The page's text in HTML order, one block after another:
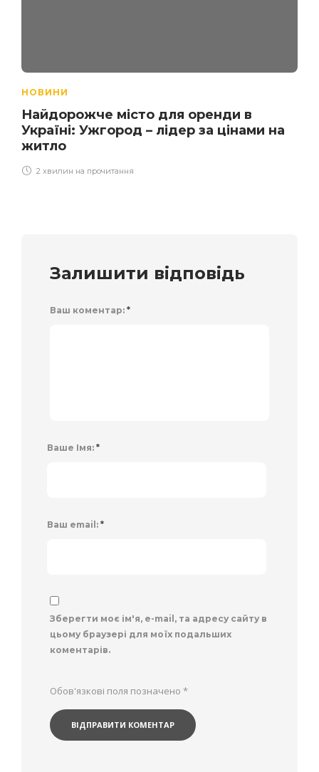
НОВИНИ
Найдорожче місто для оренди в
Україні: Ужгород – лідер за цінами на
житло
2 хвилин на прочитання
Залишити відповідь
Ваш коментар: *
Ваше Імя: *
Ваш email: *
Зберегти моє ім'я, e-mail, та адресу сайту в
цьому браузері для моїх подальших
коментарів.
Обов'язкові поля позначено *